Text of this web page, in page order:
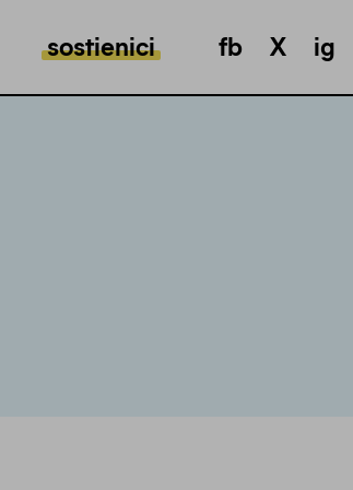
sostienici fb X ig